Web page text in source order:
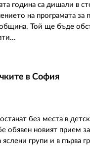
година са дишали в
на програмата за
община. Той ще бъде
в София
без места в
обявен новият прием
групи и в първа